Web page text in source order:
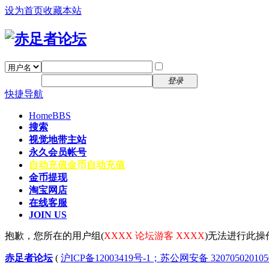
设为首页收藏本站
登录
快捷导航
HomeBBS
搜索
视觉地带主站
永久会员帐号
自动充值金币自动充值
金币提现
淘宝网店
在线客服
JOIN US
抱歉，您所在的用户组(XXXX 论坛游客 XXXX)无法进行此操
赤足者论坛( 沪ICP备12003419号-1；苏公网安备